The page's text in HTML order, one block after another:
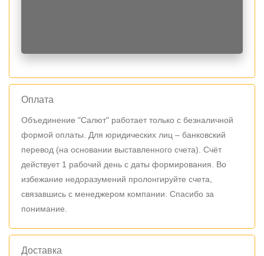
Оплата
Объединение "Салют" работает только с безналичной
формой оплаты. Для юридических лиц – банковский
перевод (на основании выставленного счета). Счёт
действует 1 рабочий день с даты формирования. Во
избежание недоразумений пролонгируйте счета,
связавшись с менеджером компании. Спасибо за
понимание.
Доставка